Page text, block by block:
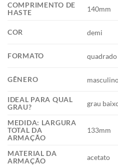
COMPRIMENTO DE
HASTE
140mm
COR demi
FORMATO quadrado
GÊNERO
IDEAL PARA QUAL
GRAU?
grau
MEDIDA: LARGURA
TOTAL DA
ARMAÇÃO
133mm
MATERIAL DA
ARMAÇÃO
acetato